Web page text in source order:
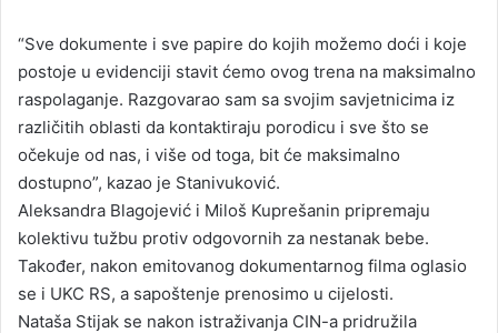
“Sve dokumente i sve papire do kojih možemo doći i koje
postoje u evidenciji stavit ćemo ovog trena na maksimalno
raspolaganje. Razgovarao sam sa svojim savjetnicima iz
različitih oblasti da kontaktiraju porodicu i sve što se
očekuje od nas, i više od toga, bit će maksimalno
dostupno”, kazao je Stanivuković.
Aleksandra Blagojević i Miloš Kuprešanin pripremaju
kolektivu tužbu protiv odgovornih za nestanak bebe.
Također, nakon emitovanog dokumentarnog filma oglasio
se i UKC RS, a sapoštenje prenosimo u cijelosti.
Nataša Stijak se nakon istraživanja CIN-a pridružila